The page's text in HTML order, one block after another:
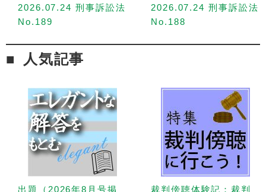
2026.07.24 刑事訴訟法
No.189
2026.07.24 刑事訴訟法
No.188
人気記事
出題（2026年8月号掲
裁判傍聴体験記：裁判